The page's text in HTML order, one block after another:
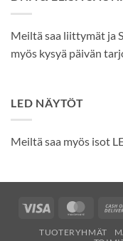
Meiltä saa liittymät ja
myös kysyä päivän
LED NÄYTÖT
Meiltä saa myös isot
Visa
TUOTERYHMÄT